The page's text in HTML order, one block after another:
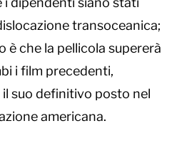
transoceanica;
è che la pellicola supererà
i film precedenti,
suo definitivo posto nel
americana.